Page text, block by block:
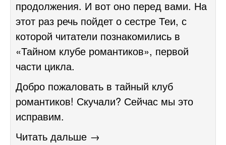
продолжения. И вот оно перед вами. На
этот раз речь пойдет о сестре Теи, с
которой читатели познакомились в
«Тайном клубе романтиков», первой
части цикла.
Добро пожаловать в тайный клуб
романтиков! Скучали? Сейчас мы это
исправим.
Читать дальше →